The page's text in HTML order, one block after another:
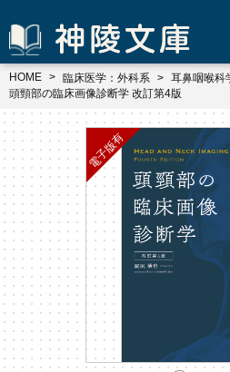
HOME 臨床医学：外科系
耳鼻咽喉科
頭頸部の臨床画像診断学 改訂第4版